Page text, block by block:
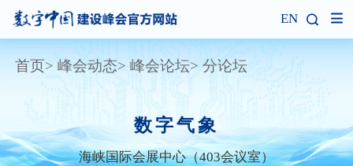
EN
首页 峰会动态 峰会论坛 分论坛
数字气象
海峡国际会展中心（403会议室）